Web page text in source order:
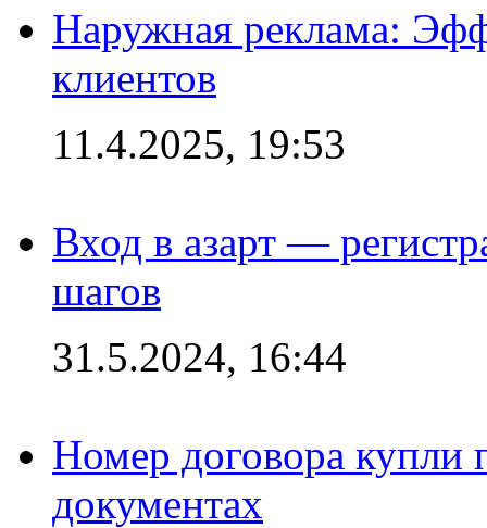
Наружная реклама:
клиентов
11.4.2025, 19:53
Вход в азарт —
шагов
31.5.2024, 16:44
Номер договора купли
документах